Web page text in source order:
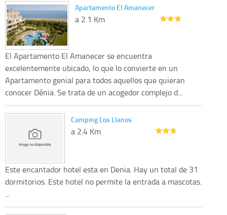
Apartamento El Amanecer
a 2.1 Km
El Apartamento El Amanecer se encuentra
excelentemente ubicado, lo que lo convierte en un
Apartamento genial para todos aquellos que quieran
conocer Dénia. Se trata de un acogedor complejo d...
Camping Los Llanos
a 2.4 Km
Este encantador hotel esta en Denia. Hay un total de 31
dormitorios. Este hotel no permite la entrada a mascotas.
...